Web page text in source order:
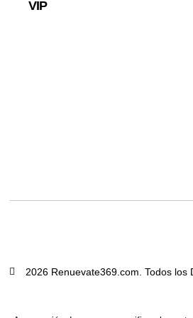
VIP
2026 Renuevate369.com. Todos los